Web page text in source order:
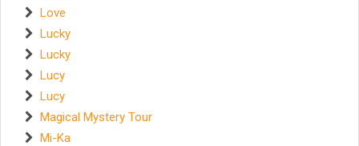
Love
Lucky
Lucky
Lucy
Lucy
Magical Mystery Tour
Mi-Ka